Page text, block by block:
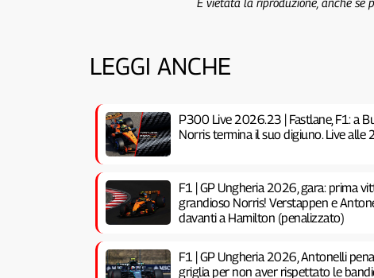
LEGGI ANCHE
P300 Live 2026.23 | Fastlane, F1: a
Norris termina il suo digiuno. Live alle
F1 | GP Ungheria 2026, gara: prima
grandioso Norris! Verstappen e
davanti a Hamilton (penalizzato)
F1 | GP Ungheria 2026, Antonelli
griglia per non aver rispettato le